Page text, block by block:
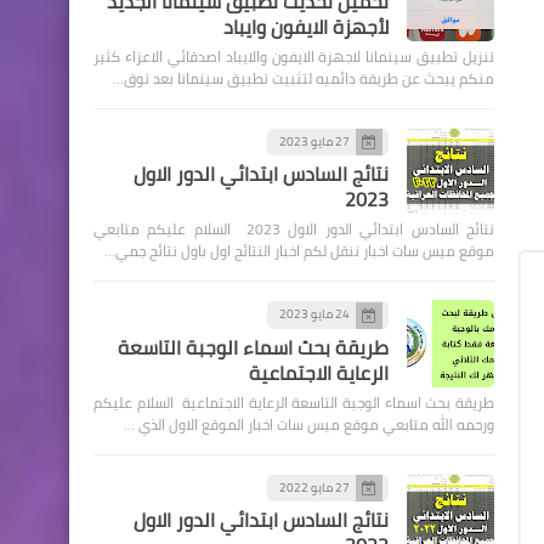
لأجهزة الايفون وايباد
تنزيل تطبيق سينمانا لاجهزة الايفون والايباد اصدقائي الاعزاء كثير
منكم يبحث عن طريقة دائميه لتثبيت تطبيق سينمانا بعد توق…
27 مايو 2023
نتائج السادس ابتدائي الدور الاول
2023
نتائج السادس ابتدائي الدور الاول 2023 السلام عليكم متابعي
موقع ميس سات اخبار ننقل لكم اخبار النتائج اول باول نتائج جمي…
24 مايو 2023
طريقة بحث اسماء الوجبة التاسعة
الرعاية الاجتماعية
طريقة بحث اسماء الوجبة التاسعة الرعاية الاجتماعية السلام عليكم
ورحمه الله متابعي موقع ميس سات اخبار الموقع الاول الذي …
27 مايو 2022
نتائج السادس ابتدائي الدور الاول
اخبار العامة
مجلس الخدمه الاتحادي يطلق
الرابط الخاص بالتصويب
(التصحيح)
اخبار العامة
مجلس الخدمة يعلن اسماء
بقانون (٦٧ لسنة ٢٠١٧)